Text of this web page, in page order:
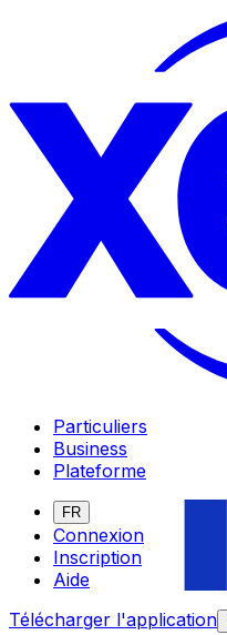
Particuliers
Business
Plateforme
FR
Connexion
Inscription
Aide
Télécharger l'application